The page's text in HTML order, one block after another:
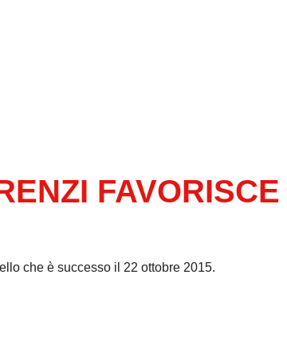
che è successo il 22 ottobre 2015.